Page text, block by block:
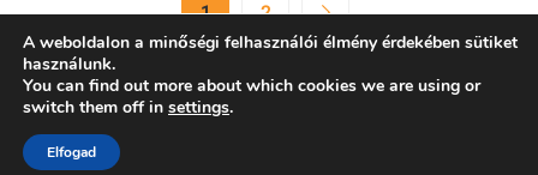
1 2
Copyright © Európai Űrügynökség. Minden jog fenntartva.
A weboldalon a minőségi felhasználói élmény érdekében sütiket
használunk.
You can find out more about which cookies we are using or
switch them off in settings.
Elfogad